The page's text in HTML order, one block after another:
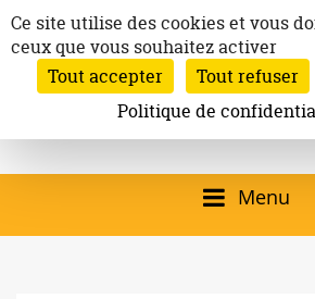
au
contenu
Ville
Site
Mairie
qui
Email:
Menu
Panneau de gestion des cookies
Ce site utilise des cookies et vous
ceux que vous souhaitez activer
Tout accepter
Tout refuser
Politique de